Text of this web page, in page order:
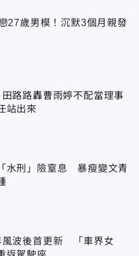
27歲男模！沉默3個月親發
路路轟曹雨婷不配當理事
站出來
水刑」險窒息 暴瘦變文青
風波後首更新 「車界女